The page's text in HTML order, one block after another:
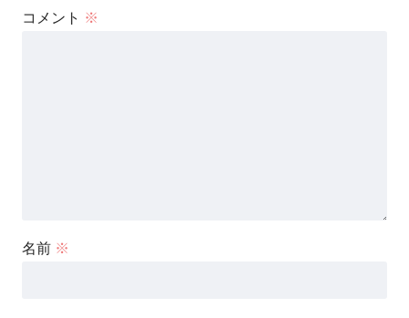
コメント ※
名前 ※